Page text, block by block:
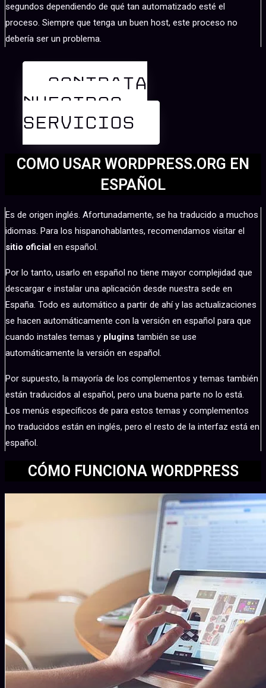
segundos dependiendo de qué tan automatizado esté el
proceso. Siempre que tenga un buen host, este proceso no
debería ser un problema.
CONTRATA
NUESTROS
SERVICIOS
COMO USAR WORDPRESS.ORG EN
ESPAÑOL
Es de origen inglés. Afortunadamente, se ha traducido a muchos
idiomas. Para los hispanohablantes, recomendamos visitar el
sitio oficial en español.
Por lo tanto, usarlo en español no tiene mayor complejidad que
descargar e instalar una aplicación desde nuestra sede en
España. Todo es automático a partir de ahí y las actualizaciones
se hacen automáticamente con la versión en español para que
cuando instales temas y plugins también se use
automáticamente la versión en español.
Por supuesto, la mayoría de los complementos y temas también
están traducidos al español, pero una buena parte no lo está.
Los menús específicos de para estos temas y complementos
no traducidos están en inglés, pero el resto de la interfaz está en
español.
CÓMO FUNCIONA WORDPRESS